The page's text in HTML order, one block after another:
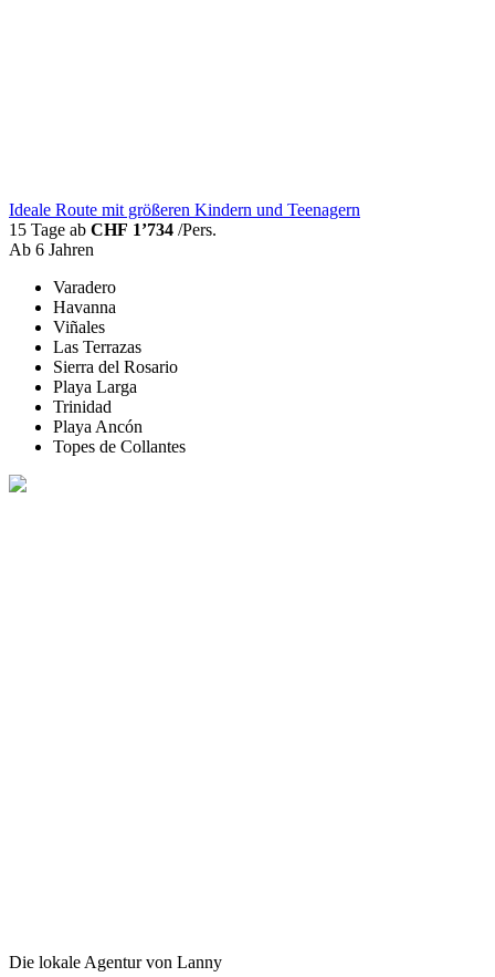
Ideale Route mit größeren Kindern und Teenagern
15 Tage ab CHF 1’734 /Pers.
Ab 6 Jahren
Varadero
Havanna
Viñales
Las Terrazas
Sierra del Rosario
Playa Larga
Trinidad
Playa Ancón
Topes de Collantes
Die lokale Agentur von Lanny